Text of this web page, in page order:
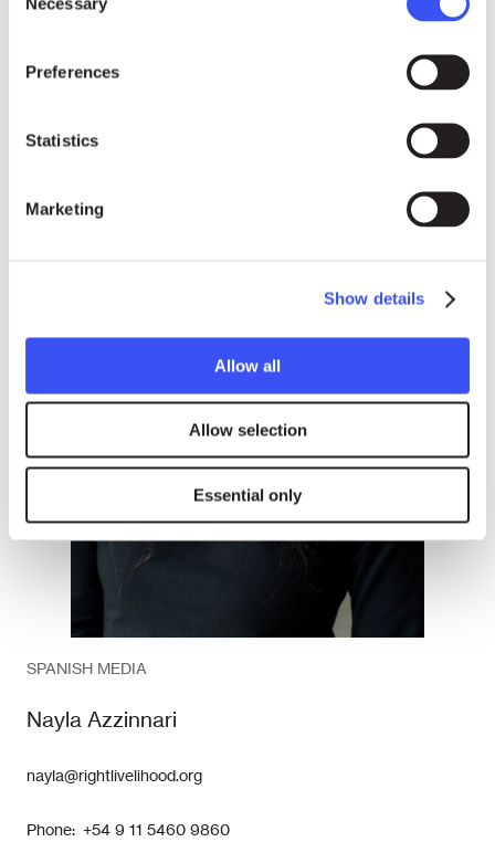
Selection
Preferences
Statistics
Marketing
Show details
Allow all
Allow selection
Essential only
SPANISH MEDIA
Nayla Azzinnari
nayla@rightlivelihood.org
Phone: +54 9 11 5460 9860